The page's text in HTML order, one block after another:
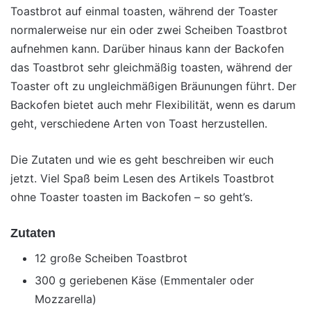
Toastbrot auf einmal toasten, während der Toaster
normalerweise nur ein oder zwei Scheiben Toastbrot
aufnehmen kann. Darüber hinaus kann der Backofen
das Toastbrot sehr gleichmäßig toasten, während der
Toaster oft zu ungleichmäßigen Bräunungen führt. Der
Backofen bietet auch mehr Flexibilität, wenn es darum
geht, verschiedene Arten von Toast herzustellen.
Die Zutaten und wie es geht beschreiben wir euch
jetzt. Viel Spaß beim Lesen des Artikels Toastbrot
ohne Toaster toasten im Backofen – so geht’s.
Zutaten
12 große Scheiben Toastbrot
300 g geriebenen Käse (Emmentaler oder
Mozzarella)